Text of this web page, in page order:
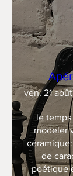
ven. 21 août
le
modeler
de
poétique